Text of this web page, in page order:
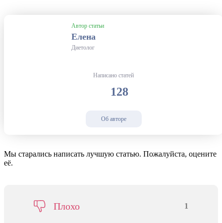
Автор статьи
Елена
Диетолог
Написано статей
128
Об авторе
Мы старались написать лучшую статью. Пожалуйста, оцените
её.
Плохо 1